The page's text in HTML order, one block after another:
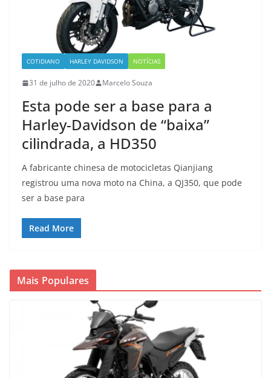
COTIDIANO HARLEY DAVIDSON NOTÍCIAS
31 de julho de 2020 Marcelo Souza
Esta pode ser a base para a
Harley-Davidson de “baixa”
cilindrada, a HD350
A fabricante chinesa de motocicletas Qianjiang
registrou uma nova moto na China, a QJ350, que pode
ser a base para
Read More
Mais Populares